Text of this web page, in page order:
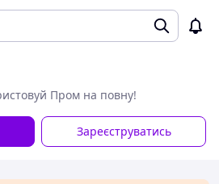
Пром на повну!
Зареєструватись